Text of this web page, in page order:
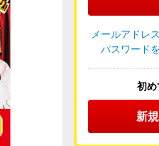
メールアドレ
パスワード
初め
新